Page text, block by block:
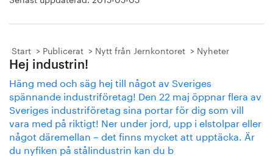
Start Publicerat Nytt från Jernkontoret Nyheter
Hej industrin!
Häng med och säg hej till något av Sveriges
spännande industriföretag! Den 22 maj öppnar flera av
Sveriges industriföretag sina portar för dig som vill
vara med på riktigt! Ner under jord, upp i elstolpar eller
något däremellan – det finns mycket att upptäcka. Är
du nyfiken på stålindustrin kan du b